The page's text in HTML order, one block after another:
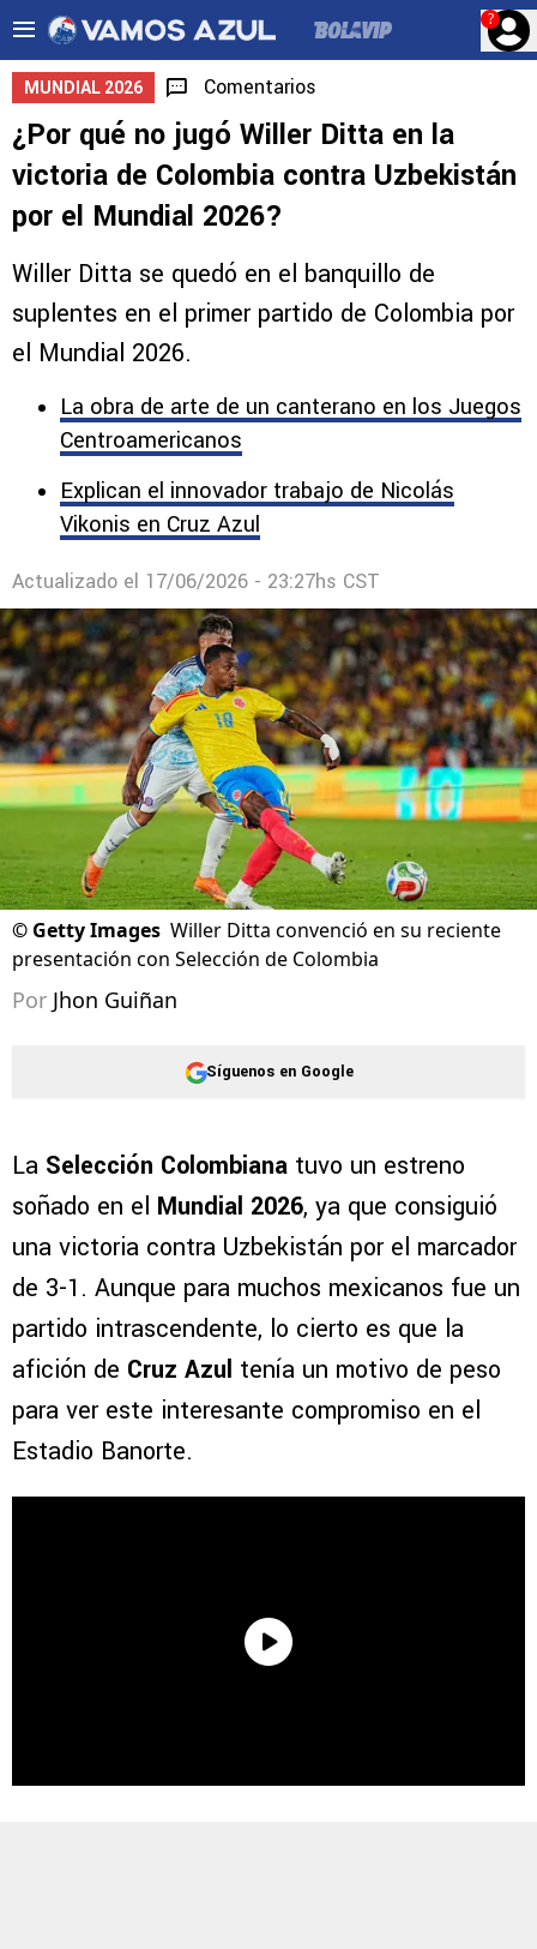
?
MUNDIAL 2026 Comentarios
¿Por qué no jugó Willer Ditta en la
victoria de Colombia contra Uzbekistán
por el Mundial 2026?
Willer Ditta se quedó en el banquillo de
suplentes en el primer partido de Colombia por
el Mundial 2026.
La obra de arte de un canterano en los Juegos
Centroamericanos
Explican el innovador trabajo de Nicolás
Vikonis en Cruz Azul
Actualizado el 17/06/2026 - 23:27hs CST
© Getty Images Willer Ditta convenció en su reciente
presentación con Selección de Colombia
Por Jhon Guiñan
Síguenos en Google
La Selección Colombiana tuvo un estreno
soñado en el Mundial 2026, ya que consiguió
una victoria contra Uzbekistán por el marcador
de 3-1. Aunque para muchos mexicanos fue un
partido intrascendente, lo cierto es que la
afición de Cruz Azul tenía un motivo de peso
para ver este interesante compromiso en el
Estadio Banorte.